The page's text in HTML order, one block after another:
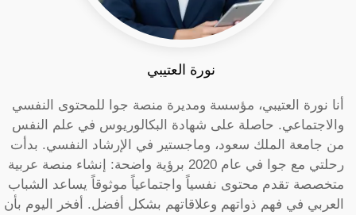
نورة العتيبي
أنا نورة العتيبي، مؤسسة ومديرة منصة جوا للمحتوى النفسي
والاجتماعي. حاصلة على شهادة البكالوريوس في علم النفس
من جامعة الملك سعود، وماجستير في الإرشاد النفسي. بدأت
رحلتي مع جوا في عام 2020 برؤية واضحة: إنشاء منصة عربية
متخصصة تقدم محتوى نفسياً واجتماعياً موثوقاً يساعد الشباب
العربي في فهم ذواتهم وعلاقاتهم بشكل أفضل. أفخر اليوم بأن